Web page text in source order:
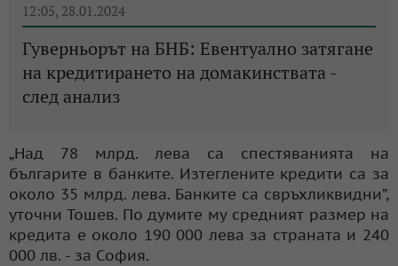
12:05, 28.01.2024
Гуверньорът на БНБ: Евентуално затягане
на кредитирането на домакинствата -
след анализ
„Над 78 млрд. лева са спестяванията на
българите в банките. Изтеглените кредити са за
около 35 млрд. лева. Банките са свръхликвидни”,
уточни Тошев. По думите му средният размер на
кредита е около 190 000 лева за страната и 240
000 лв. - за София.